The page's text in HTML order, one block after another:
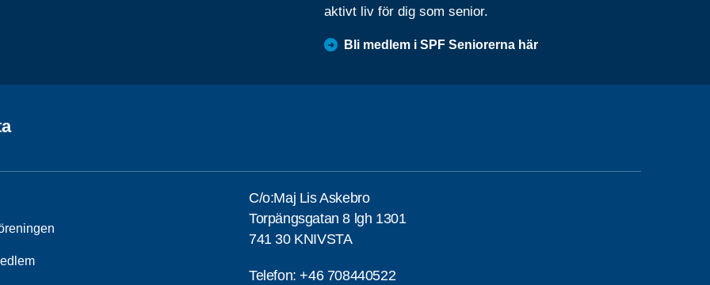
aktivt liv för dig som senior.
Bli medlem i SPF Seniorerna här
C/o:Maj Lis Askebro
Torpängsgatan 8 lgh 1301
741 30 KNIVSTA
Telefon:+46 708440522